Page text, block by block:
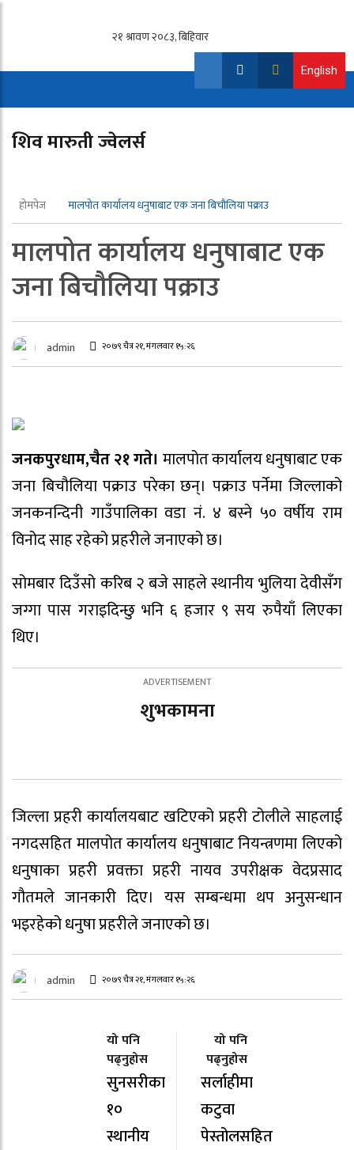
English
शिव मारुती ज्वेलर्स
होमपेज मालपोत कार्यालय धनुषाबाट एक जना बिचौलिया पक्राउ
मालपोत कार्यालय धनुषाबाट एक
जना बिचौलिया पक्राउ
admin २०७९ चैत्र २१, मंगलवार १५:२६
जनकपुरधाम,चैत २१ गते। मालपोत कार्यालय धनुषाबाट एक
जना बिचौलिया पक्राउ परेका छन्। पक्राउ पर्नेमा जिल्लाको
जनकनन्दिनी गाउँपालिका वडा नं. ४ बस्ने ५० वर्षीय राम
विनोद साह रहेको प्रहरीले जनाएको छ।
सोमबार दिउँसो करिब २ बजे साहले स्थानीय भुलिया देवीसँग
जग्गा पास गराइदिन्छु भनि ६ हजार ९ सय रुपैयाँ लिएका
थिए।
शुभकामना
जिल्ला प्रहरी कार्यालयबाट खटिएको प्रहरी टोलीले साहलाई
नगदसहित मालपोत कार्यालय धनुषाबाट नियन्त्रणमा लिएको
धनुषाका प्रहरी प्रवक्ता प्रहरी नायव उपरीक्षक वेदप्रसाद
गौतमले जानकारी दिए। यस सम्बन्धमा थप अनुसन्धान
भइरहेको धनुषा प्रहरीले जनाएको छ।
admin २०७९ चैत्र २१, मंगलवार १५:२६
यो पनि
पढ्नुहोस
सुनसरीका
१०
स्थानीय
यो पनि
पढ्नुहोस
सर्लाहीमा
कटुवा
पेस्तोलसहित